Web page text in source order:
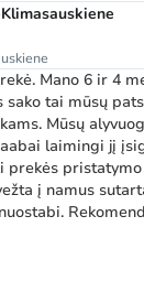
Mano 6 ir 4
tai mūsų
Mūsų
laimingi jį
prekės
į namus